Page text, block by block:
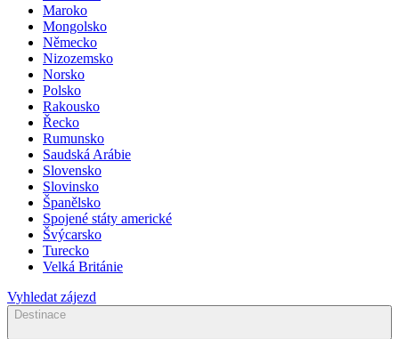
Maroko
Mongolsko
Německo
Nizozemsko
Norsko
Polsko
Rakousko
Řecko
Rumunsko
Saudská Arábie
Slovensko
Slovinsko
Španělsko
Spojené státy americké
Švýcarsko
Turecko
Velká Británie
Vyhledat zájezd
Destinace